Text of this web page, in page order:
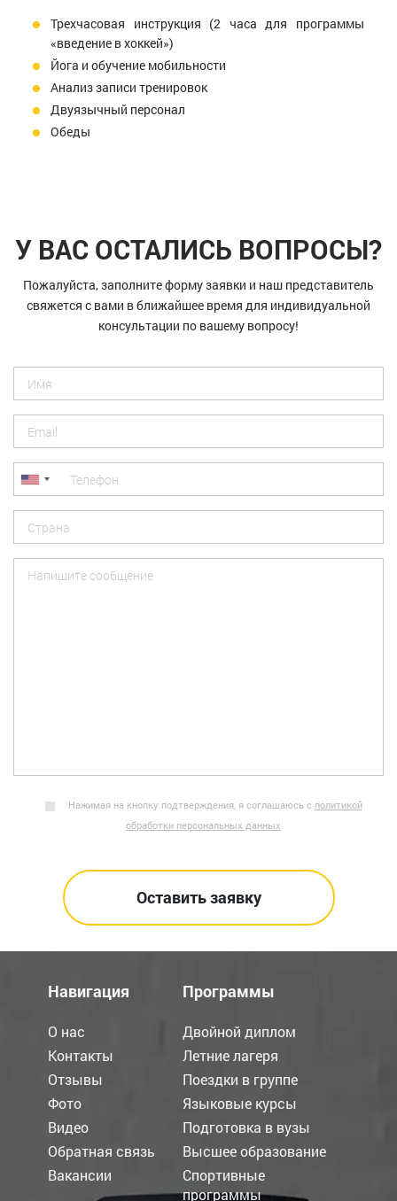
Трехчасовая инструкция (2 часа для программы
«введение в хоккей»)
Йога и обучение мобильности
Анализ записи тренировок
Двуязычный персонал
Обеды
У ВАС ОСТАЛИСЬ ВОПРОСЫ?
Пожалуйста, заполните форму заявки и наш представитель
свяжется с вами в ближайшее время для индивидуальной
консультации по вашему вопросу!
Нажимая на кнопку подтверждения, я соглашаюсь с политикой
обработки персональных данных
Навигация
О нас
Контакты
Отзывы
Фото
Видео
Обратная связь
Вакансии
Программы
Двойной диплом
Летние лагеря
Поездки в группе
Языковые курсы
Подготовка в вузы
Высшее образование
Спортивные
программы